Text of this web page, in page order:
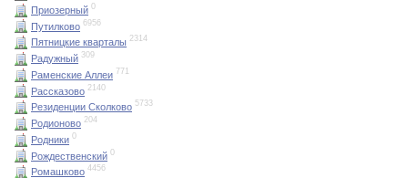
Приозерный 0
Путилково 6956
Пятницкие кварталы 2314
Радужный 309
Раменские Аллеи 771
Рассказово 2140
Резиденции Сколково 5733
Родионово 204
Родники 0
Рождественский 0
Ромашково 4456